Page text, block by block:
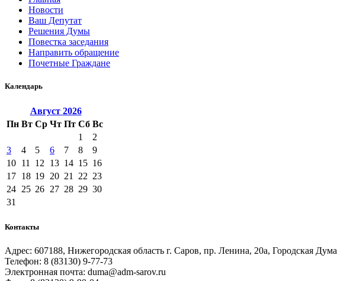
Новости
Ваш Депутат
Решения Думы
Повестка заседания
Направить обращение
Почетные Граждане
Календарь
Август 2026
Пн Вт Ср Чт Пт Сб Вс
1
2
3
4 5 6 7 8
9
10 11 12 13 14 15 16
17 18 19 20 21 22 23
24 25 26 27 28 29 30
31
Контакты
Адрес: 607188, Нижегородская область г. Саров, пр. Ленина, 20а, Городская Дума
Телефон: 8 (83130) 9-77-73
Электронная почта: duma@adm-sarov.ru